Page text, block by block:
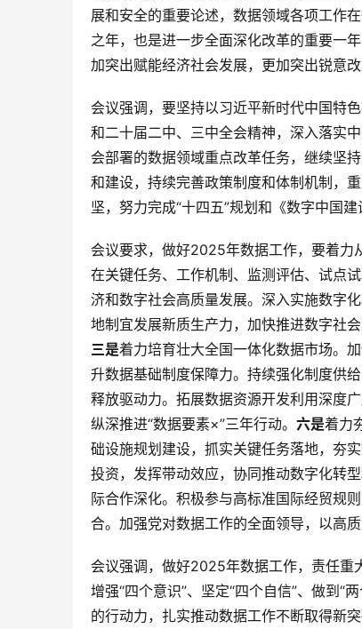
展和安全的重要论述，数据领域各项工作
之年，也是进一步全面深化改革的重要一
加突出赋能经济社会发展，更加突出锐意
会议强调，要坚持以习近平新时代中国特
和二十届二中、三中全会精神，深入落实
会部署的数据领域重点改革任务，继续坚
和建设，持续完善政策制度和体制机制，
坚，努力完成“十四五”规划和《数字中国
会议要求，做好2025年数据工作，要着力
在关键任务、工作机制、监测评估、试点
济和数字社会高质量发展。深入实施数字
地制宜发展新质生产力，加快推进数字社
三是着力培育壮大全国一体化数据市场。
升数据基础制度保障力。持续强化制度供
释放驱动力。拓展数据资源开发利用深度
纵深推进“数据要素×”三年行动。 六是着力
础设施规划建设，抓实关键任务落地，夯实
投资，发挥带动效应，协同推动数字化转
际合作深化。积极参与高标准国际经贸规
合。加强党对数据工作的全面领导，以高
会议强调，做好2025年数据工作，责任重
增强“四个意识”、坚定“四个自信”、做到“
的行动力，扎实推动数据工作不断取得新突